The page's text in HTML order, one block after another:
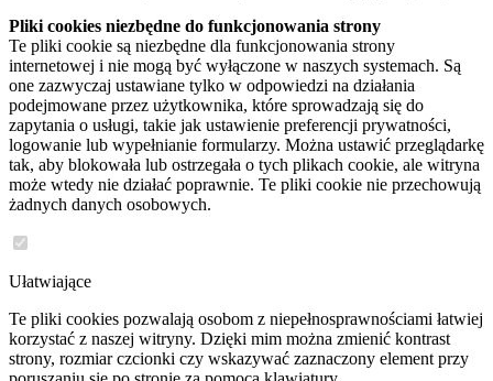
Pliki cookies niezbędne do funkcjonowania strony
Te pliki cookie są niezbędne dla funkcjonowania strony
internetowej i nie mogą być wyłączone w naszych systemach. Są
one zazwyczaj ustawiane tylko w odpowiedzi na działania
podejmowane przez użytkownika, które sprowadzają się do
zapytania o usługi, takie jak ustawienie preferencji prywatności,
logowanie lub wypełnianie formularzy. Można ustawić przeglądarkę
tak, aby blokowała lub ostrzegała o tych plikach cookie, ale witryna
może wtedy nie działać poprawnie. Te pliki cookie nie przechowują
żadnych danych osobowych.
Ułatwiające
Te pliki cookies pozwalają osobom z niepełnosprawnościami łatwiej
korzystać z naszej witryny. Dzięki mim można zmienić kontrast
strony, rozmiar czcionki czy wskazywać zaznaczony element przy